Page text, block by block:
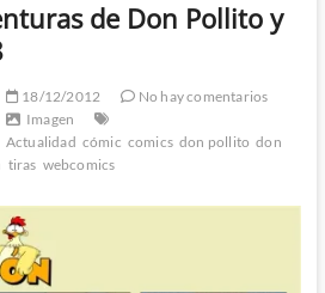
de Don Pollito y
18/12/2012
No hay comentarios
Imagen
Actualidad cómic comics don pollito don
tiras webcomics